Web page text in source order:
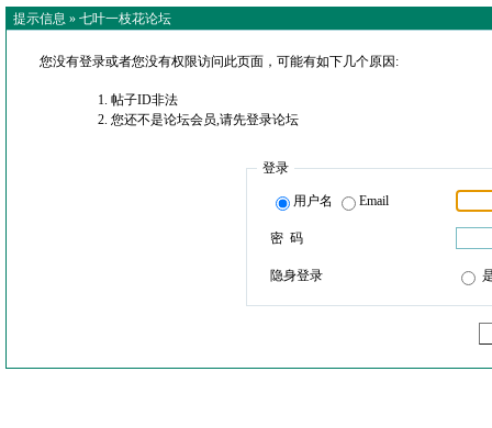
提示信息 » 七叶一枝花论坛
您没有登录或者您没有权限访问此页面，可能有如下几个原因:
帖子ID非法
您还不是论坛会员,请先登录论坛
登录
用户名 Email
密 码
隐身登录